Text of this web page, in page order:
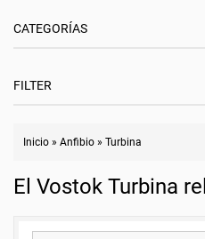
CATEGORÍAS
FILTER
Inicio » Anfibio » Turbina
El Vostok Turbina